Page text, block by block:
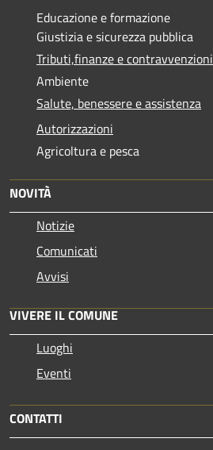
Educazione e formazione
Giustizia e sicurezza pubblica
Tributi,finanze e contravvenzioni
Ambiente
Salute, benessere e assistenza
Autorizzazioni
Agricoltura e pesca
NOVITÀ
Notizie
Comunicati
Avvisi
VIVERE IL COMUNE
Luoghi
Eventi
CONTATTI